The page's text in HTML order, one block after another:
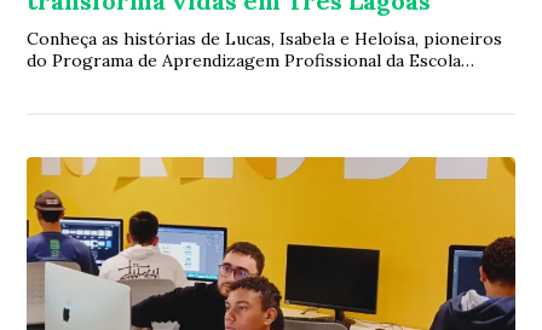
Conheça as histórias de Lucas, Isabela e Heloísa, pioneiros
do Programa de Aprendizagem Profissional da Escola